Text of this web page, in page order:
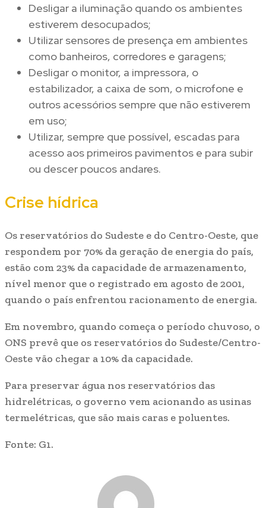
Desligar a iluminação quando os ambientes
estiverem desocupados;
Utilizar sensores de presença em ambientes
como banheiros, corredores e garagens;
Desligar o monitor, a impressora, o
estabilizador, a caixa de som, o microfone e
outros acessórios sempre que não estiverem
em uso;
Utilizar, sempre que possível, escadas para
acesso aos primeiros pavimentos e para subir
ou descer poucos andares.
Crise hídrica
Os reservatórios do Sudeste e do Centro-Oeste, que
respondem por 70% da geração de energia do país,
estão com 23% da capacidade de armazenamento,
nível menor que o registrado em agosto de 2001,
quando o país enfrentou racionamento de energia.
Em novembro, quando começa o período chuvoso, o
ONS prevê que os reservatórios do Sudeste/Centro-
Oeste vão chegar a 10% da capacidade.
Para preservar água nos reservatórios das
hidrelétricas, o governo vem acionando as usinas
termelétricas, que são mais caras e poluentes.
Fonte: G1.